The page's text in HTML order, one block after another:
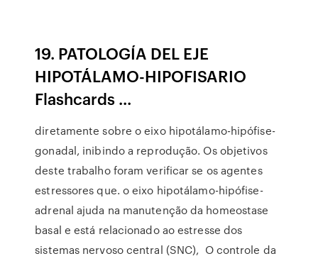
19. PATOLOGÍA DEL EJE
HIPOTÁLAMO-HIPOFISARIO
Flashcards ...
diretamente sobre o eixo hipotálamo-hipófise-
gonadal, inibindo a reprodução. Os objetivos
deste trabalho foram verificar se os agentes
estressores que. o eixo hipotálamo-hipófise-
adrenal ajuda na manutenção da homeostase
basal e está relacionado ao estresse dos
sistemas nervoso central (SNC), O controle da